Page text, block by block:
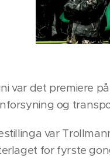
var det premiere
og
var
for fyrste